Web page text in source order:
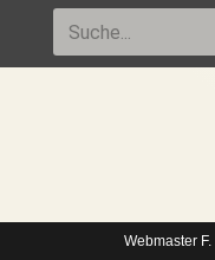
Webmaster